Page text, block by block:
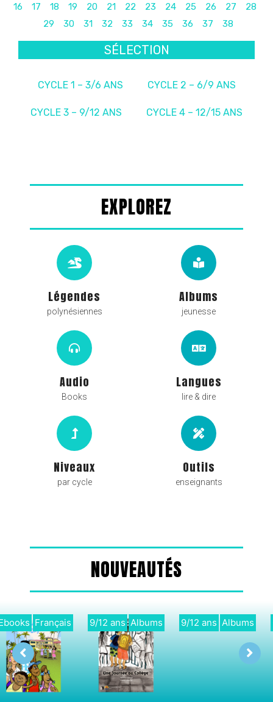
16
17 18 19 20 21 22 23 24 25 26 27
28
29
30 31 32 33 34 35 36 37 38
SÉLECTION
CYCLE 1 – 3/6 ANS CYCLE 2 – 6/9 ANS
CYCLE 3 – 9/12 ANS CYCLE 4 – 12/15 ANS
EXPLOREZ
Légendes
polynésiennes
Albums
jeunesse
Audio
Books
Langues
lire & dire
Niveaux
par cycle
Outils
enseignants
NOUVEAUTÉS
9/12 ans Albums Cycle 3 Français
Didactique